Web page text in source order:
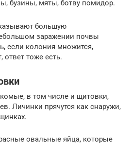
бузины, мяты, ботву помидор.
большую
заражении почвы
если колония множится,
ответ тоже есть.
в том числе и щитовки,
Личинки прячутся как снаружи,
овальные яйца, которые